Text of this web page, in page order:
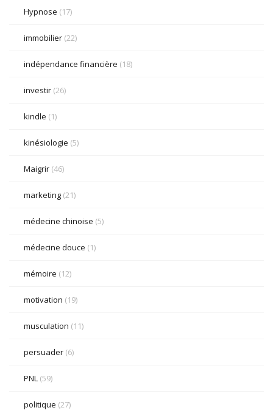
Hypnose (17)
immobilier (22)
indépendance financière (18)
investir (26)
kindle (1)
kinésiologie (5)
Maigrir (46)
marketing (21)
médecine chinoise (5)
médecine douce (1)
mémoire (12)
motivation (19)
musculation (11)
persuader (6)
PNL (59)
politique (27)